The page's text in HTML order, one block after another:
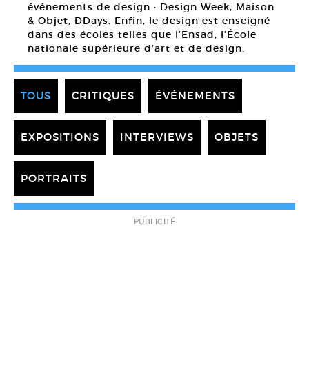
événements de design : Design Week, Maison
& Objet, DDays. Enfin, le design est enseigné
dans des écoles telles que l’Ensad, l’École
nationale supérieure d’art et de design.
TOUS CRITIQUES ÉVÉNEMENTS
EXPOSITIONS INTERVIEWS OBJETS
PORTRAITS
PUBLICITÉ